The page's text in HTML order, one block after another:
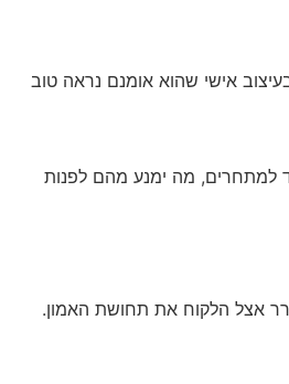
אישי שהוא אומנם נראה טוב
למתחרים, מה ימנע מהם לפנות
אצל הלקוח את תחושת האמון.